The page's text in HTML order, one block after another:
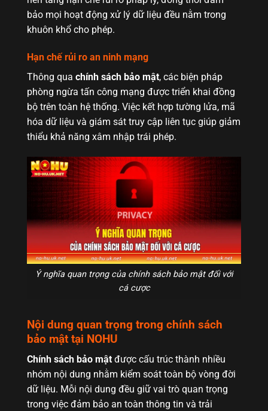
bảo mọi hoạt động xử lý dữ liệu đều nằm trong
khuôn khổ cho phép.
Hạn chế rủi ro an ninh mạng
Thông qua chính sách bảo mật, các biện pháp
phòng ngừa tấn công mạng được triển khai đồng
bộ trên toàn hệ thống. Việc kết hợp tường lửa, mã
hóa dữ liệu và giám sát truy cập liên tục giúp giảm
thiểu khả năng xâm nhập trái phép.
Ý nghĩa quan trọng của chính sách bảo mật đối với
cá cược
Nội dung quan trọng trong chính sách
bảo mật tại NOHU
Chính sách bảo mật được cấu trúc thành nhiều
nhóm nội dung nhằm kiểm soát toàn bộ vòng đời
dữ liệu. Mỗi nội dung đều giữ vai trò quan trọng
trong việc đảm bảo an toàn thông tin và trải